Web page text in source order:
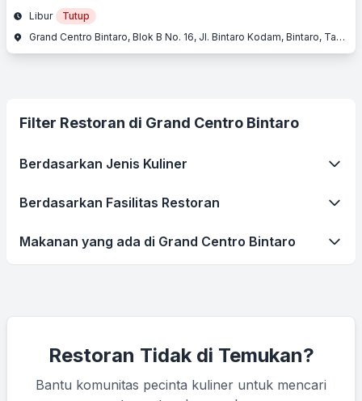
Libur
Tutup
Grand Centro Bintaro, Blok B No. 16, Jl. Bintaro Kodam, Bintaro, Tangerang Selatan
Filter Restoran di Grand Centro Bintaro
Berdasarkan Jenis Kuliner
Berdasarkan Fasilitas Restoran
Makanan yang ada di Grand Centro Bintaro
Restoran Tidak di Temukan?
Bantu komunitas pecinta kuliner untuk mencari